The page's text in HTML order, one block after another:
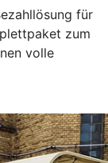
für
zum
volle